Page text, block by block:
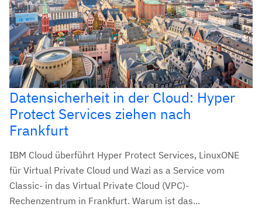
Datensicherheit in der Cloud: Hyper
Protect Services ziehen nach
Frankfurt
IBM Cloud überführt Hyper Protect Services, LinuxONE
für Virtual Private Cloud und Wazi as a Service vom
Classic- in das Virtual Private Cloud (VPC)-
Rechenzentrum in Frankfurt. Warum ist das...